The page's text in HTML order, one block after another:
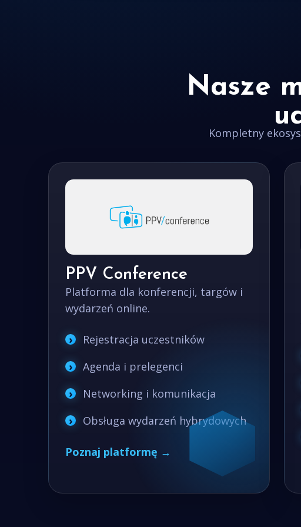
Nasze
Kompletny
PPV Conference
Platforma dla konferencji, targów i
wydarzeń online.
Rejestracja uczestników
Agenda i prelegenci
Networking i komunikacja
Obsługa wydarzeń hybrydowych
Poznaj platformę →